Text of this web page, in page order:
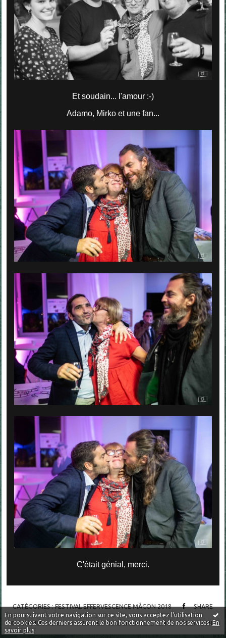
En poursuivant votre navigation sur ce site, vous acceptez l'utilisation
de cookies. Ces derniers assurent le bon fonctionnement de nos services.En
savoir plus.
Et soudain... l'amour :-)
Adamo, Mirko et une fan...
C'était génial, merci.
CATÉGORIES :FESTIVAL EFFERVESCENCE MÂCON 2018 SHARE
8 COMMENTAIRES TAGS :FESTIVAL EFFERVERSCENCE MÂCON 2018